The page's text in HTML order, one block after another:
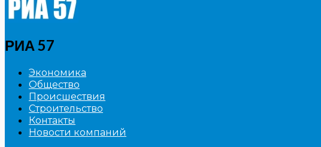
РИА 57
Экономика
Общество
Происшествия
Строительство
Контакты
Новости компаний